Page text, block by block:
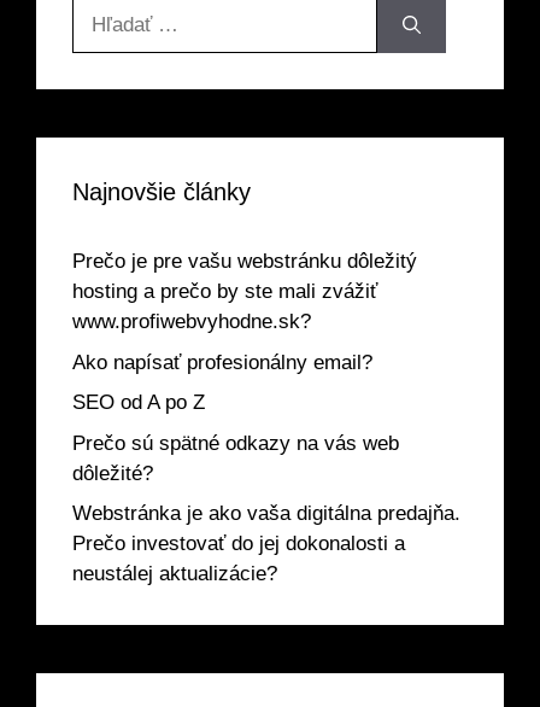
Najnovšie články
Prečo je pre vašu webstránku dôležitý
hosting a prečo by ste mali zvážiť
www.profiwebvyhodne.sk?
Ako napísať profesionálny email?
SEO od A po Z
Prečo sú spätné odkazy na vás web
dôležité?
Webstránka je ako vaša digitálna predajňa.
Prečo investovať do jej dokonalosti a
neustálej aktualizácie?